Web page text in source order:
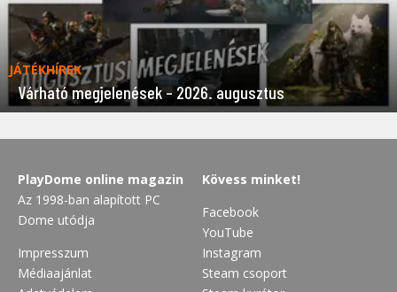
JÁTÉKHÍREK
Várható megjelenések – 2026. augusztus
PlayDome online magazin
Az 1998-ban alapított PC
Dome utódja
Impresszum
Médiaajánlat
Kövess minket!
Facebook
YouTube
Instagram
Steam csoport